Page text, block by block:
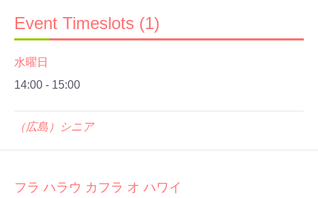
Event Timeslots (1)
水曜日
14:00 - 15:00
（広島）シニア
フラ ハラウ カフラ オ ハワイ